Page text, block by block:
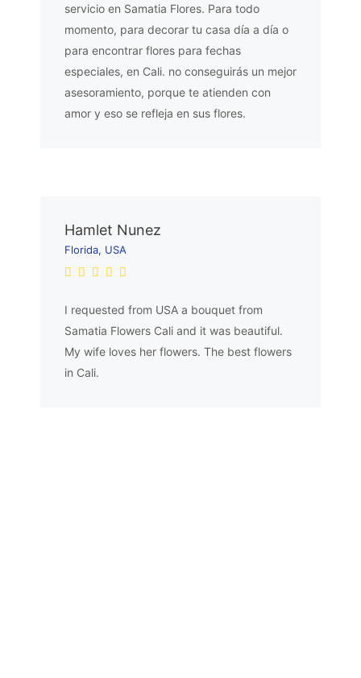
servicio en Samatia Flores. Para todo
momento, para decorar tu casa día a día o
para encontrar flores para fechas
especiales, en Cali. no conseguirás un mejor
asesoramiento, porque te atienden con
amor y eso se refleja en sus flores.
Hamlet Nunez
Florida, USA
I requested from USA a bouquet from
Samatia Flowers Cali and it was beautiful.
My wife loves her flowers. The best flowers
in Cali.